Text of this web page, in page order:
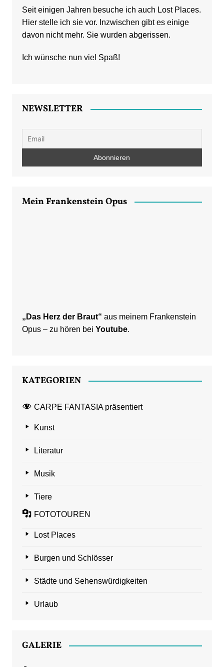
Seit einigen Jahren besuche ich auch Lost Places.
Hier stelle ich sie vor. Inzwischen gibt es einige
davon nicht mehr. Sie wurden abgerissen.
Ich wünsche nun viel Spaß!
NEWSLETTER
Mein Frankenstein Opus
„Das Herz der Braut“ aus meinem Frankenstein
Opus – zu hören bei Youtube.
KATEGORIEN
CARPE FANTASIA präsentiert
Kunst
Literatur
Musik
Tiere
FOTOTOUREN
Lost Places
Burgen und Schlösser
Städte und Sehenswürdigkeiten
Urlaub
GALERIE